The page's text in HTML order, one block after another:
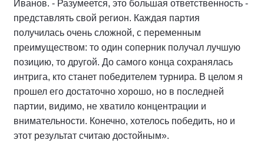
Иванов. - Разумеется, это большая ответственность -
представлять свой регион. Каждая партия
получилась очень сложной, с переменным
преимуществом: то один соперник получал лучшую
позицию, то другой. До самого конца сохранялась
интрига, кто станет победителем турнира. В целом я
прошел его достаточно хорошо, но в последней
партии, видимо, не хватило концентрации и
внимательности. Конечно, хотелось победить, но и
этот результат считаю достойным».